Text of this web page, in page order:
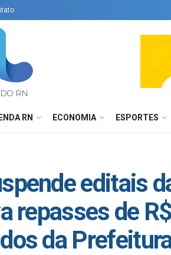
RN ECONOMIA ESPORTES
editais
repasses de
da